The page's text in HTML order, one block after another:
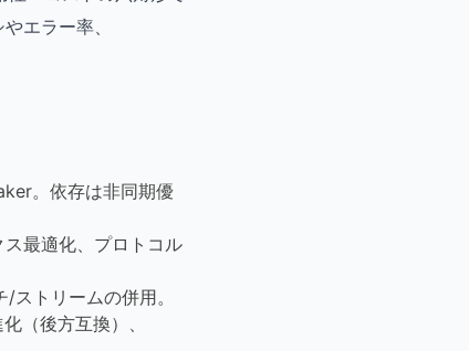
エラー率、
。依存は非同期優
最適化、プロトコル
トリームの併用。
（後方互換）、